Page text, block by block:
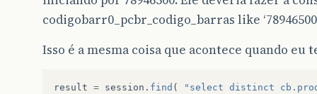
codigobarr0_pcbr_codigo_barras like
Isso é a mesma coisa que acontece quando eu
result = session . find (
"select distinct